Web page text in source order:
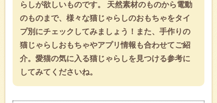
らしが欲しいものです。 天然素材のものから電動
のものまで、様々な猫じゃらしのおもちゃをタイ
プ別にチェックしてみましょう！また、手作りの
猫じゃらしおもちゃやアプリ情報も合わせてご紹
介。愛猫の気に入る猫じゃらしを見つける参考に
してみてくださいね。